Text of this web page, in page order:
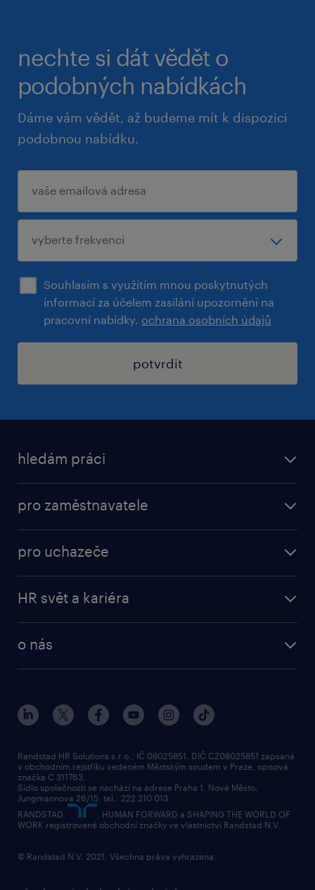
nechte si dát vědět o
podobných nabídkách
Dáme vám vědět, až budeme mít k dispozici
podobnou nabídku.
Souhlasím s využitím mnou poskytnutých
informací za účelem zasílání upozornění na
pracovní nabídky. ochrana osobních údajů
potvrdit
hledám práci
práce v Amazon
vyberte si zaměstnavatele
pro zaměstnavatele
professional
pro uchazeče
HR svět a kariéra
karierní poradna
o nás
náš příbeh
tiskové zprávy
společenská odpovědnost
přidej se k nám
kontakty & pobočky
bezpečnostní politika
Randstad HR Solutions s.r.o., IČ 08025851, DIČ CZ08025851 zapsaná
v obchodním rejstříku vedeném Městským soudem v Praze, spisová
značka C 311763.
Sídlo společnosti se nachází na adrese Praha 1, Nové Město,
Jungmannova 26/15, tel.: 222 210 013
RANDSTAD,
, HUMAN FORWARD a SHAPING THE WORLD OF
WORK registrované obchodní značky ve vlastnictví Randstad N.V.
© Randstad N.V. 2021. Všechna práva vyhrazena.